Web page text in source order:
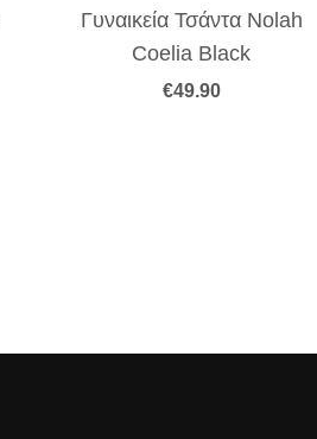
Γυναικεία Τσάντα Nolah
Coelia Black
€49.90